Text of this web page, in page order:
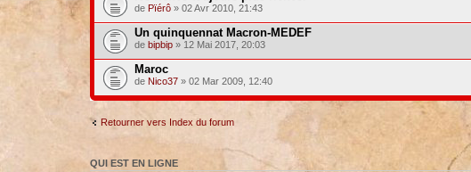
de Pïérô» 02 Avr 2010, 21:43
Un quinquennat Macron-MEDEF
de bipbip» 12 Mai 2017, 20:03
Maroc
de Nico37» 02 Mar 2009, 12:40
Retourner vers Index du forum
QUI EST EN LIGNE